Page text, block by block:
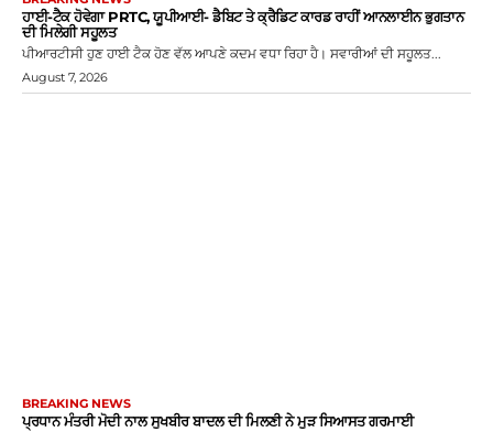
ਹਾਈ-ਟੈਕ ਹੋਵੇਗਾ PRTC, ਯੂਪੀਆਈ- ਡੈਬਿਟ ਤੇ ਕ੍ਰੈਡਿਟ ਕਾਰਡ ਰਾਹੀਂ ਆਨਲਾਈਨ ਭੁਗਤਾਨ
ਦੀ ਮਿਲੇਗੀ ਸਹੂਲਤ
ਪੀਆਰਟੀਸੀ ਹੁਣ ਹਾਈ ਟੈਕ ਹੋਣ ਵੱਲ ਆਪਣੇ ਕਦਮ ਵਧਾ ਰਿਹਾ ਹੈ। ਸਵਾਰੀਆਂ ਦੀ ਸਹੂਲਤ...
August 7, 2026
BREAKING NEWS
ਪ੍ਰਧਾਨ ਮੰਤਰੀ ਮੋਦੀ ਨਾਲ ਸੁਖਬੀਰ ਬਾਦਲ ਦੀ ਮਿਲਣੀ ਨੇ ਮੁੜ ਸਿਆਸਤ ਗਰਮਾਈ